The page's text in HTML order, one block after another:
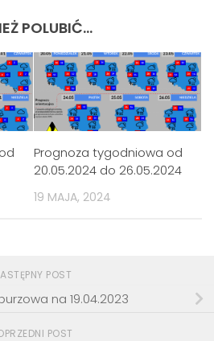
POLUBIĆ…
Prognoza tygodniowa od
20.05.2024 do 26.05.2024
19 MAJA, 2024
POST
na 19.04.2023
POST